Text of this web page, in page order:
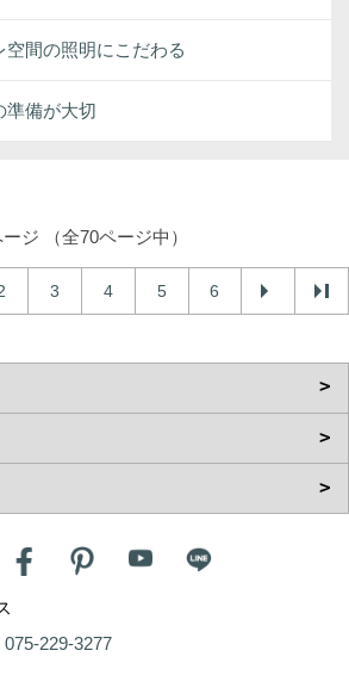
空間の照明にこだわる
準備が大切
ジ （全70ページ中）
3 4 5 6
075-229-3277